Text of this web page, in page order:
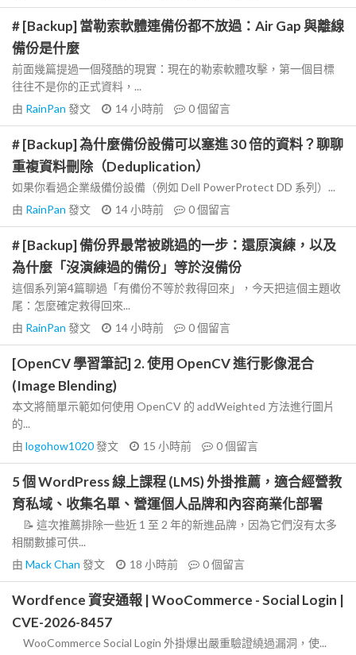
# [Backup] 當勒索軟體連備份都不放過：Air Gap 與離線
備份是什麼
前面幾篇提過一個殘酷的現實：現在的勒索軟體攻擊，第一個目標
往往不是你的正式資料，...
由 RainPan 發文 14 小時前 0個留言
# [Backup] 為什麼備份設備可以塞進 30 倍的資料？聊聊
重複資料刪除（Deduplication）
如果你看過企業級備份設備（例如 Dell PowerProtect DD 系列）...
由 RainPan 發文 14 小時前 0個留言
# [Backup] 備份界最常被跳過的一步：還原演練，以及
為什麼「沒演練過的備份」等於沒備份
這個系列第4篇聊過「有備份不等於救得回來」，今天把這個主題收
尾：怎麼確定救得回來...
由 RainPan 發文 14 小時前 0個留言
[OpenCV 學習筆記] 2. 使用 OpenCV 進行影像混合
(Image Blending)
本文將簡單示範如何使用 OpenCV 的 addWeighted 方法進行圖片
的...
由 logohow1020發文 15 小時前 0個留言
5 個 WordPress 線上課程 (LMS) 外掛推薦，適合經營教
育私域、收集名單、營運個人品牌和內容商業化部署
📝 這次推薦排除一些近 1 至 2 年的新進品牌，因為它們沒有太多
相關數據可供...
由 Mack Chan 發文 18 小時前 0個留言
Wordfence 資安通報 | WooCommerce - Social Login |
CVE-2026-8457
WooCommerce Social Login 外掛爆出嚴重驗證繞過漏洞，使...